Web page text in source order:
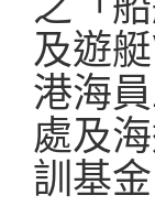
及遊
港海
處及
訓基